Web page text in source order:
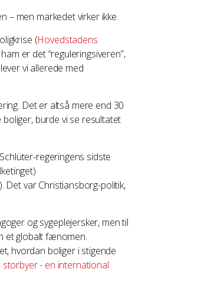
– men markedet virker ikke.
(Hovedstadens
er det “reguleringsiveren”,
vi allerede med
Det er altså mere end 30
burde vi se resultatet
regeringens sidste
). Det var Christiansborg-politik,
og sygeplejersker, men til
et globalt fænomen.
hvordan boliger i stigende
storbyer - en international